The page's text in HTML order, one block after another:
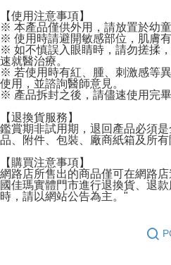
【使用注意事項】
※ 本產品僅供外用，請放置於幼童
※ 使用時請避開敏感部位，肌膚有
※ 如不慎誤入眼睛時，請勿搓揉
速就醫治療。
※ 若使用時有紅、腫、刺激感等
使用，並諮詢醫師意見。
※ 產品拆封之後，請儘速使用完畢
【退換貨服務】
鑑賞期非試用期，退回產品必須
品、附件、包裝、廠商紙箱及所有
【購買注意事項】
網路店所售出的商品僅可在網路
國佳瑪實體門市進行退換貨、退
時，請以網站公告為主。"